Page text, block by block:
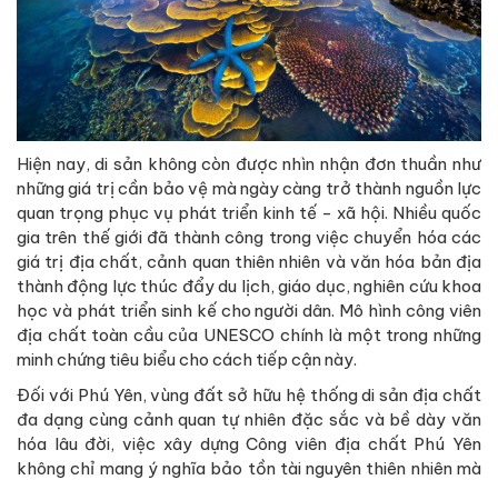
Hiện nay, di sản không còn được nhìn nhận đơn thuần như
những giá trị cần bảo vệ mà ngày càng trở thành nguồn lực
quan trọng phục vụ phát triển kinh tế - xã hội. Nhiều quốc
gia trên thế giới đã thành công trong việc chuyển hóa các
giá trị địa chất, cảnh quan thiên nhiên và văn hóa bản địa
thành động lực thúc đẩy du lịch, giáo dục, nghiên cứu khoa
học và phát triển sinh kế cho người dân. Mô hình công viên
địa chất toàn cầu của UNESCO chính là một trong những
minh chứng tiêu biểu cho cách tiếp cận này.
Đối với Phú Yên, vùng đất sở hữu hệ thống di sản địa chất
đa dạng cùng cảnh quan tự nhiên đặc sắc và bề dày văn
hóa lâu đời, việc xây dựng Công viên địa chất Phú Yên
không chỉ mang ý nghĩa bảo tồn tài nguyên thiên nhiên mà